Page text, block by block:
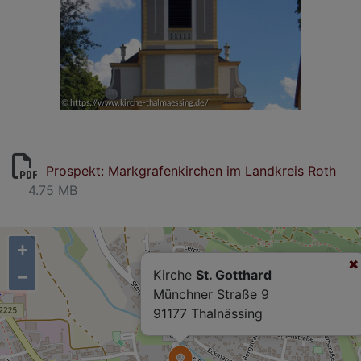
Prospekt: Markgrafenkirchen im Landkreis Roth
4.75 MB
Kirche St. Gotthard
Münchner Straße 9
91177 Thalnässing
+
−